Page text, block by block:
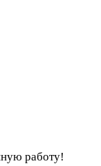
работу!